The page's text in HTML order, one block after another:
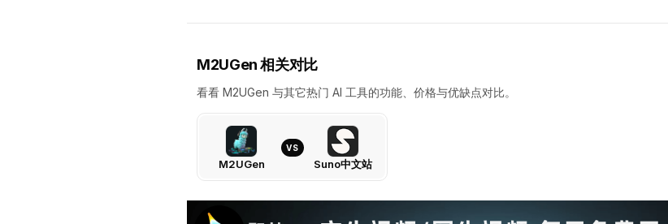
M2UGen 相关对比
看看 M2UGen 与其它热门 AI 工具的功能、价格与优缺点对比。
M2UGen
VS
Suno中文站